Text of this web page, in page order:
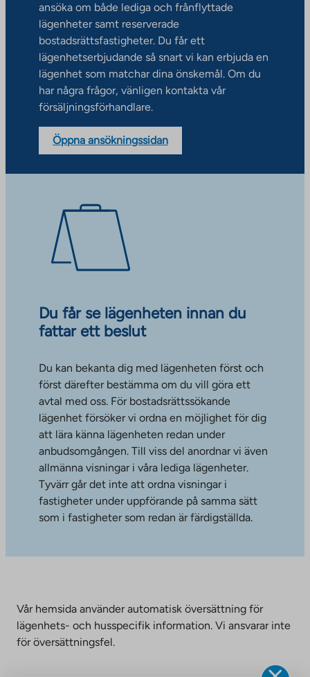
ansöka om både lediga och frånflyttade
lägenheter samt reserverade
bostadsrättsfastigheter. Du får ett
lägenhetserbjudande så snart vi kan erbjuda en
lägenhet som matchar dina önskemål. Om du
har några frågor, vänligen kontakta vår
försäljningsförhandlare.
Öppna ansökningssidan
Du får se lägenheten innan du
fattar ett beslut
Du kan bekanta dig med lägenheten först och
först därefter bestämma om du vill göra ett
avtal med oss. För bostadsrättssökande
lägenhet försöker vi ordna en möjlighet för dig
att lära känna lägenheten redan under
anbudsomgången. Till viss del anordnar vi även
allmänna visningar i våra lediga lägenheter.
Tyvärr går det inte att ordna visningar i
fastigheter under uppförande på samma sätt
som i fastigheter som redan är färdigställda.
Vår hemsida använder automatisk översättning för
lägenhets- och husspecifik information. Vi ansvarar inte
för översättningsfel.